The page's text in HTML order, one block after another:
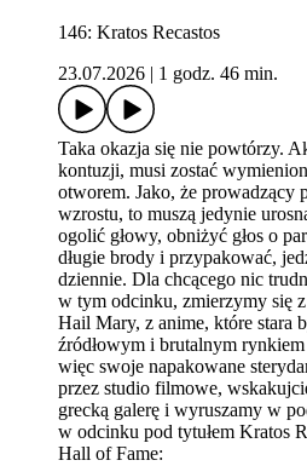
146: Kratos Recastos
23.07.2026
1 godz. 46 min.
Taka okazja się nie powtórzy.
kontuzji, musi zostać
otworem. Jako, że prowadzący
wzrostu, to muszą jedynie
ogolić głowy, obniżyć głos o
długie brody i przypakować,
dziennie. Dla chcącego nic
w tym odcinku, zmierzymy się
Hail Mary, z anime, które stara
źródłowym i brutalnym
więc swoje napakowane
przez studio filmowe,
grecką galerę i wyruszamy w
w odcinku pod tytułem Kratos
Hall of Fame: